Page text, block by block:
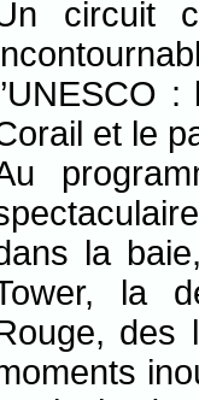
circuit
et le
la
la
des